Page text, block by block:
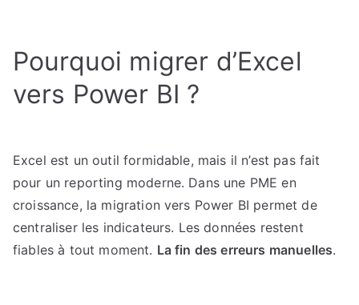
Pourquoi migrer d’Excel
vers Power BI ?
Excel est un outil formidable, mais il n’est pas fait
pour un reporting moderne. Dans une PME en
croissance, la migration vers Power BI permet de
centraliser les indicateurs. Les données restent
fiables à tout moment. La fin des erreurs manuelles.